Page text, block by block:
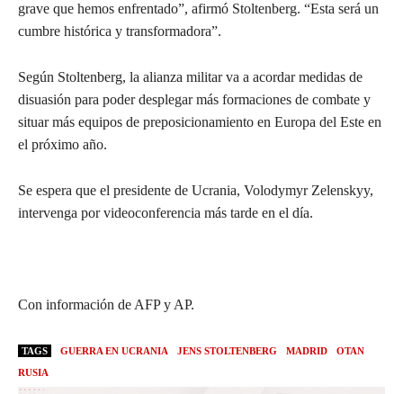
grave que hemos enfrentado”, afirmó Stoltenberg. “Esta será un
cumbre histórica y transformadora”.
Según Stoltenberg, la alianza militar va a acordar medidas de
disuasión para poder desplegar más formaciones de combate y
situar más equipos de preposicionamiento en Europa del Este en
el próximo año.
Se espera que el presidente de Ucrania, Volodymyr Zelenskyy,
intervenga por videoconferencia más tarde en el día.
Con información de AFP y AP.
TAGS GUERRA EN UCRANIA JENS STOLTENBERG MADRID
OTAN
RUSIA